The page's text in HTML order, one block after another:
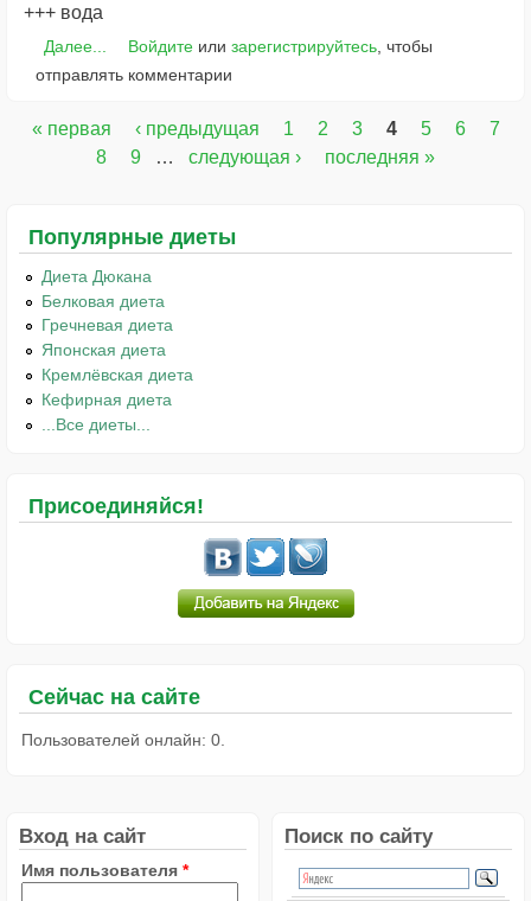
+++ вода
Далее... Войдитеили зарегистрируйтесь, чтобы
отправлять комментарии
Страницы
« первая ‹ предыдущая 1 2 3 4 5 6
7
8
9 … следующая › последняя »
Популярные диеты
Диета Дюкана
Белковая диета
Гречневая диета
Японская диета
Кремлёвская диета
Кефирная диета
...Все диеты...
Присоединяйся!
Сейчас на сайте
Пользователей онлайн: 0.
Вход на сайт
Имя пользователя *
Поиск по сайту